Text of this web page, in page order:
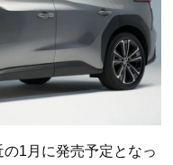
1月に発売予定となっ